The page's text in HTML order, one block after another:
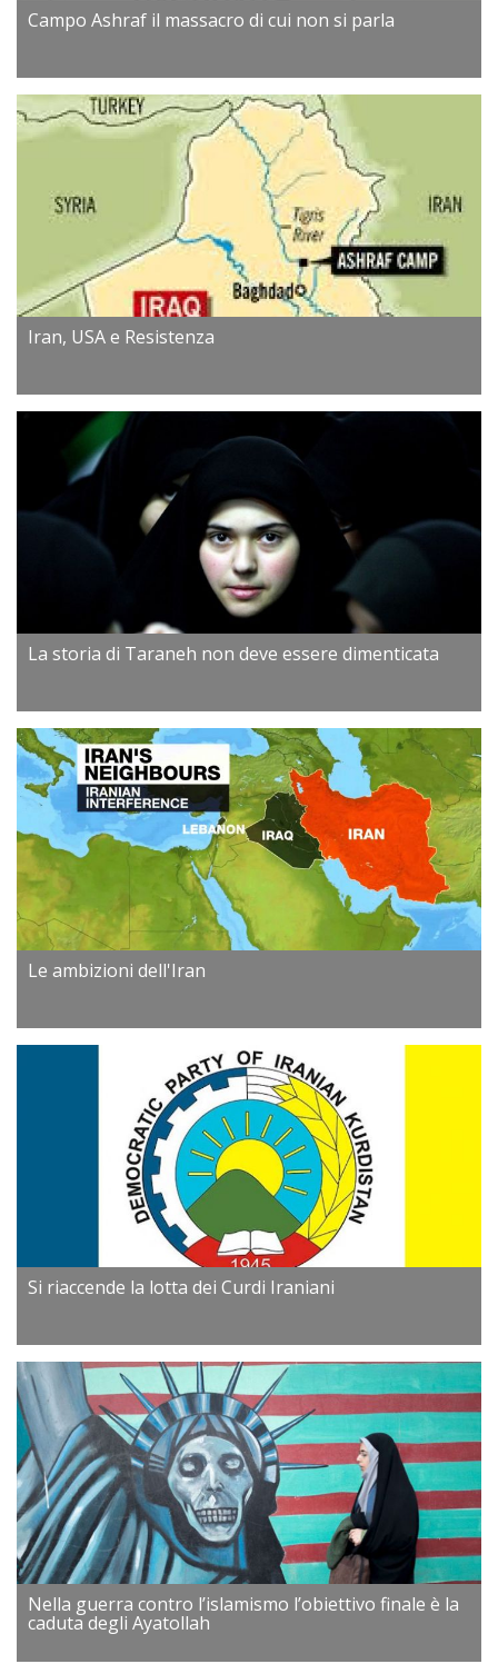
Campo Ashraf il massacro di cui non si parla
Iran, USA e Resistenza
La storia di Taraneh non deve essere dimenticata
Le ambizioni dell'Iran
Si riaccende la lotta dei Curdi Iraniani
Nella guerra contro l’islamismo l’obiettivo finale è la
caduta degli Ayatollah